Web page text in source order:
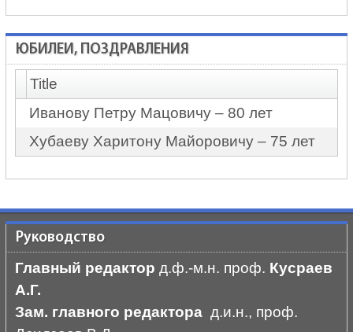
ЮБИЛЕИ, ПОЗДРАВЛЕНИЯ
Title
Иванову Петру Мацовичу – 80 лет
Хубаеву Харитону Майоровичу – 75 лет
Руководство
Главный редактор д.ф.-м.н. проф. Кусраев
А.Г.
Зам. главного редактора д.и.н., проф.